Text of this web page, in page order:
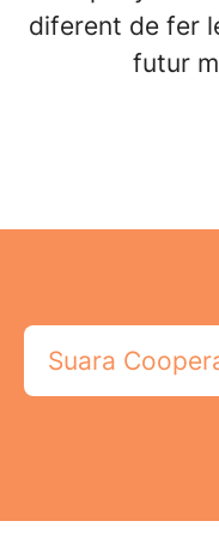
diferent de fer
futur